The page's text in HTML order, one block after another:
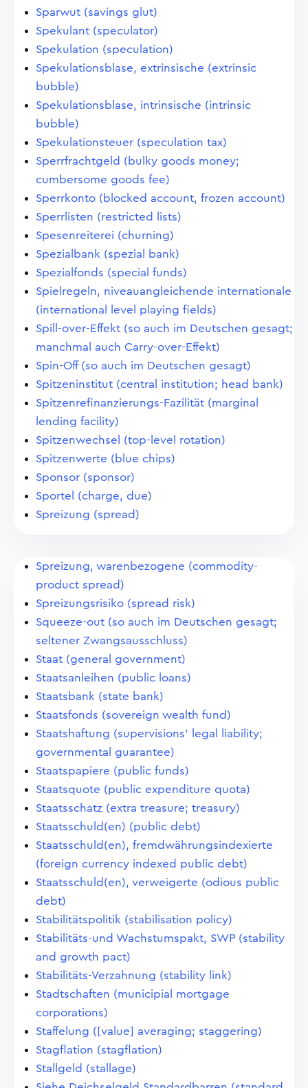
Sparwut (savings glut)
Spekulant (speculator)
Spekulation (speculation)
Spekulationsblase, extrinsische (extrinsic
bubble)
Spekulationsblase, intrinsische (intrinsic
bubble)
Spekulationsteuer (speculation tax)
Sperrfrachtgeld (bulky goods money;
cumbersome goods fee)
Sperrkonto (blocked account, frozen account)
Sperrlisten (restricted lists)
Spesenreiterei (churning)
Spezialbank (spezial bank)
Spezialfonds (special funds)
Spielregeln, niveauangleichende internationale
(international level playing fields)
Spill-over-Effekt (so auch im Deutschen gesagt;
manchmal auch Carry-over-Effekt)
Spin-Off (so auch im Deutschen gesagt)
Spitzeninstitut (central institution; head bank)
Spitzenrefinanzierungs-Fazilität (marginal
lending facility)
Spitzenwechsel (top-level rotation)
Spitzenwerte (blue chips)
Sponsor (sponsor)
Sportel (charge, due)
Spreizung (spread)
Spreizung, warenbezogene (commodity-
product spread)
Spreizungsrisiko (spread risk)
Squeeze-out (so auch im Deutschen gesagt;
seltener Zwangsausschluss)
Staat (general government)
Staatsanleihen (public loans)
Staatsbank (state bank)
Staatsfonds (sovereign wealth fund)
Staatshaftung (supervisions' legal liability;
governmental guarantee)
Staatspapiere (public funds)
Staatsquote (public expenditure quota)
Staatsschatz (extra treasure; treasury)
Staatsschuld(en) (public debt)
Staatsschuld(en), fremdwährungsindexierte
(foreign currency indexed public debt)
Staatsschuld(en), verweigerte (odious public
debt)
Stabilitätspolitik (stabilisation policy)
Stabilitäts-und Wachstumspakt, SWP (stability
and growth pact)
Stabilitäts-Verzahnung (stability link)
Stadtschaften (municipial mortgage
corporations)
Staffelung ([value] averaging; staggering)
Stagflation (stagflation)
Stallgeld (stallage)